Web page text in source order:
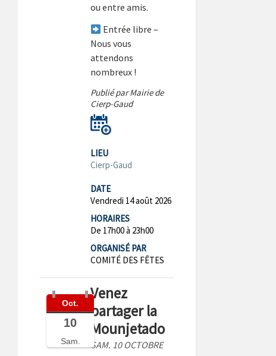
ou entre amis.
Entrée libre –
Nous vous
attendons
nombreux !
Publié par Mairie de
Cierp-Gaud
LIEU
Cierp-Gaud
DATE
Vendredi 14 août 2026
HORAIRES
De 17h00 à 23h00
ORGANISÉ PAR
COMITÉ DES FÊTES
Oct.
10
Sam.
Venez
partager la
Mounjetado
SAM. 10 OCTOBRE